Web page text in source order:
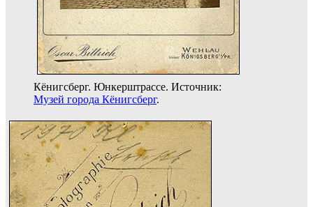
Кёнигсберг. Юнкерштрассе. Источник:
Музей города Кёнигсберг.